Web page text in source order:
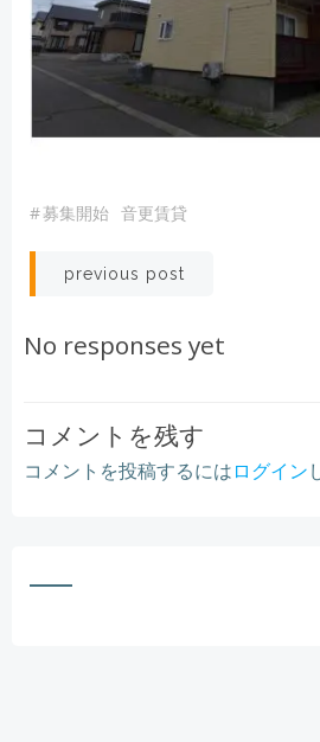
#募集開始 音更賃貸
Post
navigation
previous post
No responses yet
コメントを残す
コメントを投稿するにはログイン